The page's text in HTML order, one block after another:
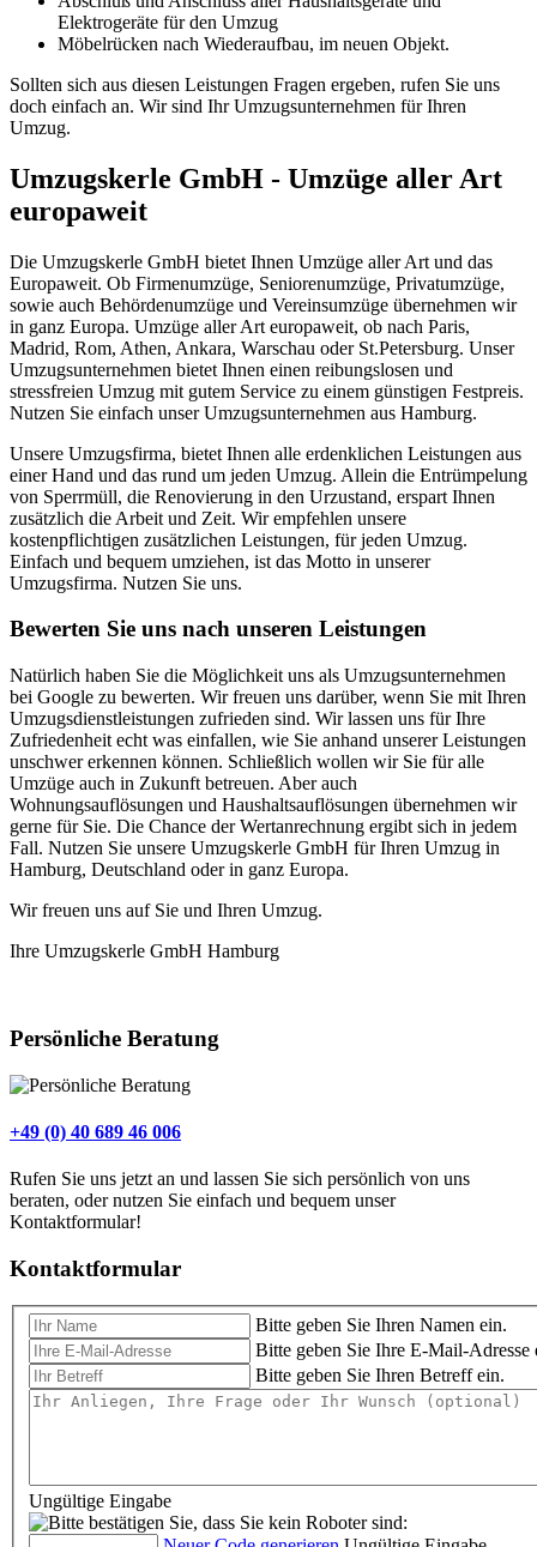
Elektrogeräte für den Umzug
Möbelrücken nach Wiederaufbau, im neuen Objekt.
Sollten sich aus diesen Leistungen Fragen ergeben, rufen Sie uns
doch einfach an. Wir sind Ihr Umzugsunternehmen für Ihren
Umzug.
Umzugskerle GmbH - Umzüge aller Art
europaweit
Die Umzugskerle GmbH bietet Ihnen Umzüge aller Art und das
Europaweit. Ob Firmenumzüge, Seniorenumzüge, Privatumzüge,
sowie auch Behördenumzüge und Vereinsumzüge übernehmen wir
in ganz Europa. Umzüge aller Art europaweit, ob nach Paris,
Madrid, Rom, Athen, Ankara, Warschau oder St.Petersburg. Unser
Umzugsunternehmen bietet Ihnen einen reibungslosen und
stressfreien Umzug mit gutem Service zu einem günstigen Festpreis.
Nutzen Sie einfach unser Umzugsunternehmen aus Hamburg.
Unsere Umzugsfirma, bietet Ihnen alle erdenklichen Leistungen aus
einer Hand und das rund um jeden Umzug. Allein die Entrümpelung
von Sperrmüll, die Renovierung in den Urzustand, erspart Ihnen
zusätzlich die Arbeit und Zeit. Wir empfehlen unsere
kostenpflichtigen zusätzlichen Leistungen, für jeden Umzug.
Einfach und bequem umziehen, ist das Motto in unserer
Umzugsfirma. Nutzen Sie uns.
Bewerten Sie uns nach unseren Leistungen
Natürlich haben Sie die Möglichkeit uns als Umzugsunternehmen
bei Google zu bewerten. Wir freuen uns darüber, wenn Sie mit Ihren
Umzugsdienstleistungen zufrieden sind. Wir lassen uns für Ihre
Zufriedenheit echt was einfallen, wie Sie anhand unserer Leistungen
unschwer erkennen können. Schließlich wollen wir Sie für alle
Umzüge auch in Zukunft betreuen. Aber auch
Wohnungsauflösungen und Haushaltsauflösungen übernehmen wir
gerne für Sie. Die Chance der Wertanrechnung ergibt sich in jedem
Fall. Nutzen Sie unsere Umzugskerle GmbH für Ihren Umzug in
Hamburg, Deutschland oder in ganz Europa.
Wir freuen uns auf Sie und Ihren Umzug.
Ihre Umzugskerle GmbH Hamburg
Persönliche Beratung
+49 (0) 40 689 46 006
Rufen Sie uns jetzt an und lassen Sie sich persönlich von uns
beraten, oder nutzen Sie einfach und bequem unser
Kontaktformular!
Kontaktformular
Bitte geben Sie Ihren Namen ein.
Bitte geben Sie Ihre E-Mail-Adresse
Bitte geben Sie Ihren Betreff ein.
Ungültige Eingabe